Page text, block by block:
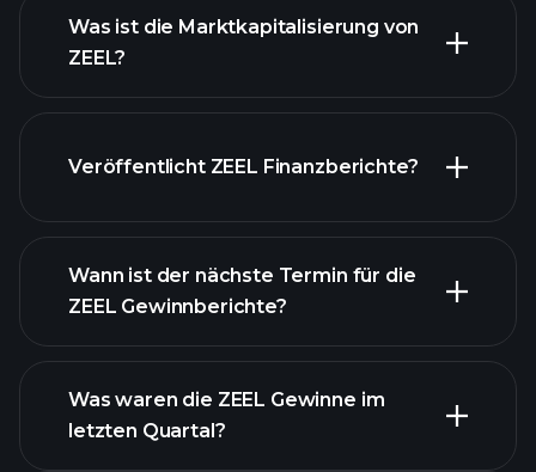
Was ist die Marktkapitalisierung von
ZEEL?
unsere Liste der Aktien
Veröffentlicht ZEEL Finanzberichte?
Finanzberichte von
ZEEL
Wann ist der nächste Termin für die
ZEEL Gewinnberichte?
Was waren die ZEEL Gewinne im
letzten Quartal?